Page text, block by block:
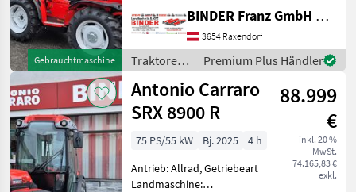
Gebrauchtmaschine
ohne Kabine,
Zapfwellendrehzahl:
540/750,
Höchstgeschwindigkeit in
km/h: 30 km/h, Aufladung:
Turbola
BINDER Franz GmbH & CoKG
3654 Raxendorf
Traktoren /
Antonio
Carraro
Premium Plus Händler
Antonio Carraro
SRX 8900 R
88.999
€
inkl. 20 %
MwSt.
74.165,83 €
exkl.
75 PS/55 kW Bj. 2025
4 h
Antrieb: Allrad, Getriebeart
Landmaschine: